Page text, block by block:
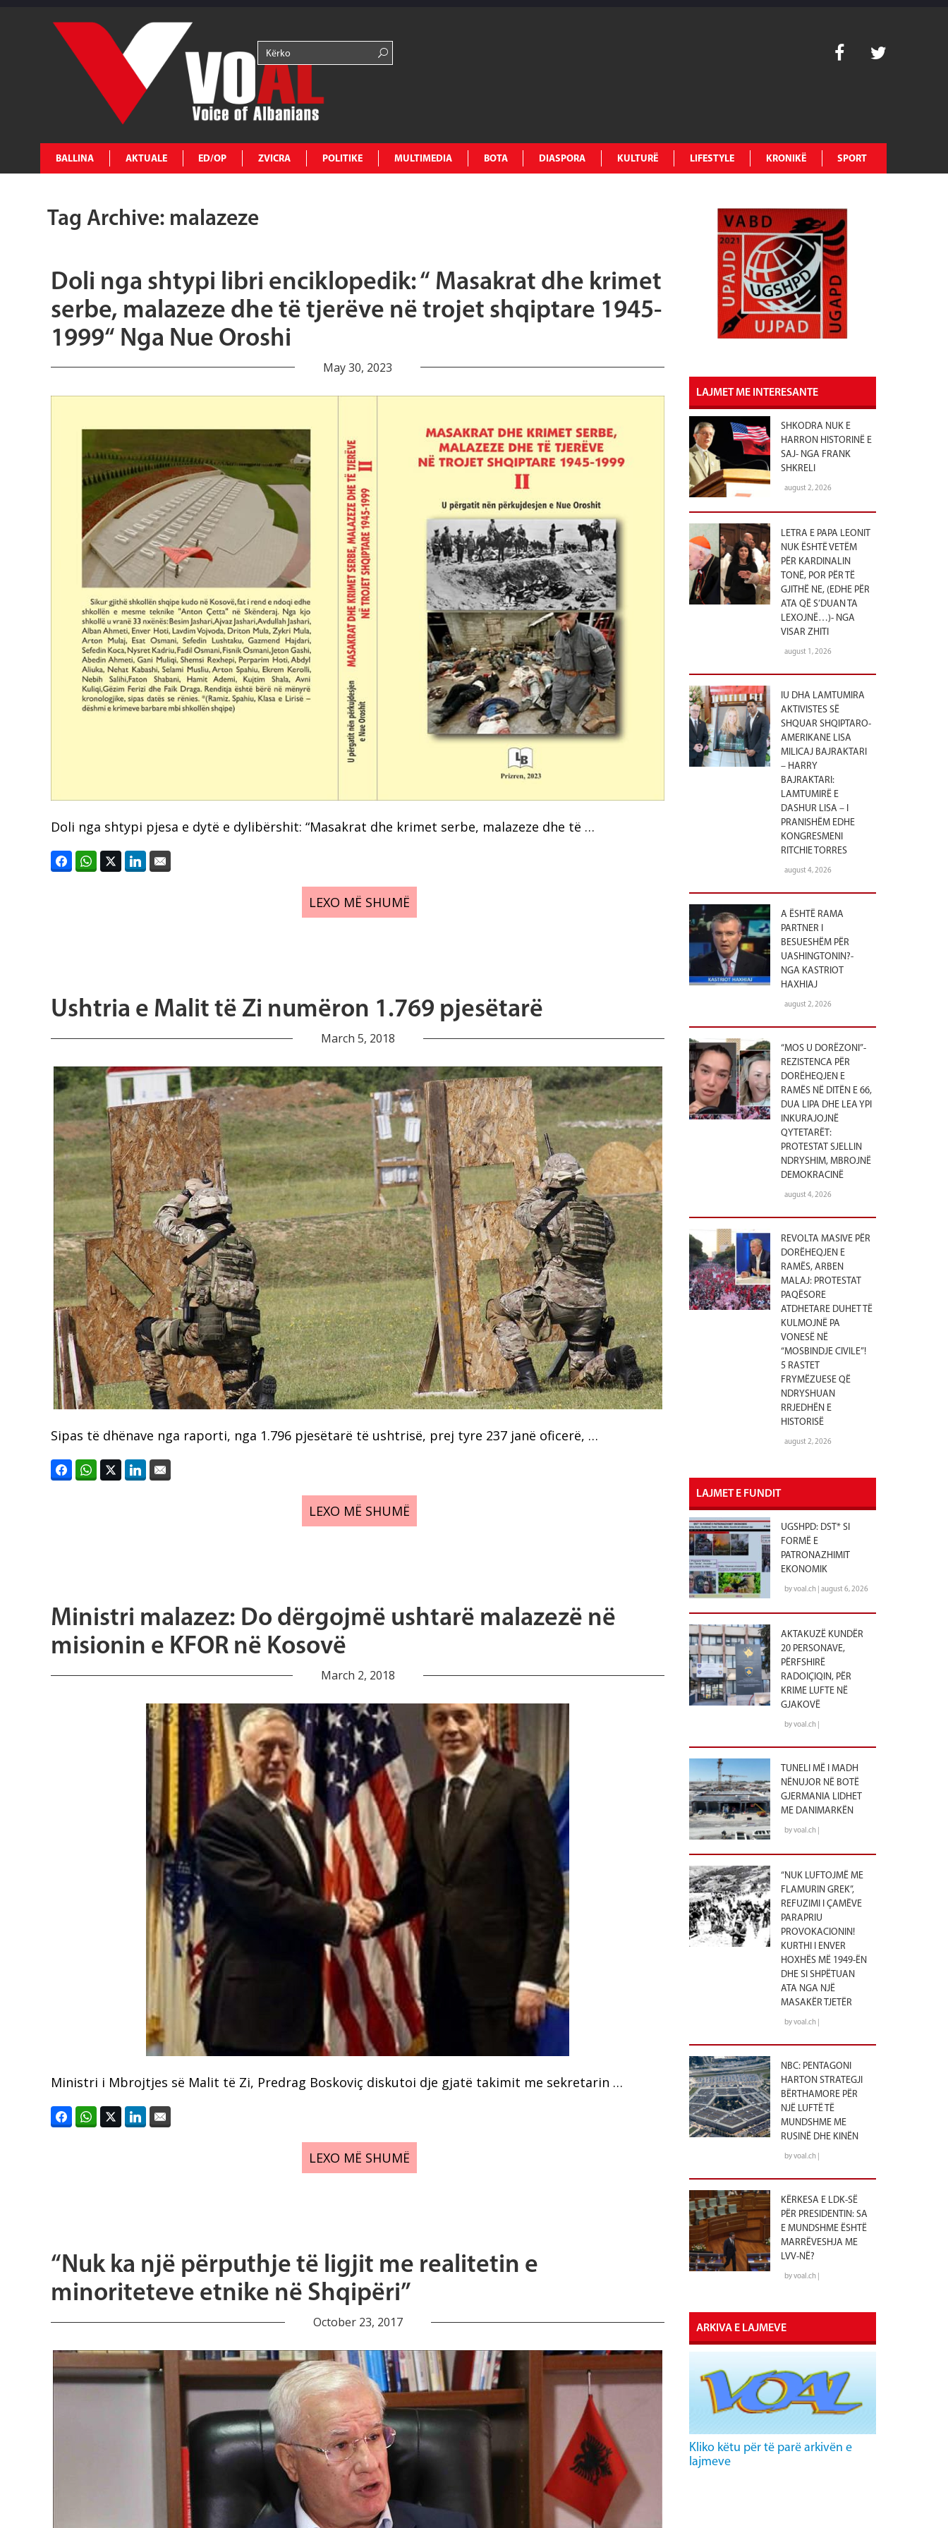
BALLINA AKTUALE ED/OP ZVICRA POLITIKE MULTIMEDIA BOTA DIASPORA KULTURË LIFESTYLE KRONIKË SPORT
Tag Archive: malazeze
Doli nga shtypi libri enciklopedik: “ Masakrat dhe krimet
serbe, malazeze dhe të tjerëve në trojet shqiptare 1945-
1999“ Nga Nue Oroshi
May 30, 2023
Doli nga shtypi pjesa e dytë e dylibërshit: “Masakrat dhe krimet serbe, malazeze dhe të …
LEXO MË SHUMË
Ushtria e Malit të Zi numëron 1.769 pjesëtarë
March 5, 2018
Sipas të dhënave nga raporti, nga 1.796 pjesëtarë të ushtrisë, prej tyre 237 janë oficerë, …
LEXO MË SHUMË
Ministri malazez: Do dërgojmë ushtarë malazezë në
misionin e KFOR në Kosovë
March 2, 2018
Ministri i Mbrojtjes së Malit të Zi, Predrag Boskoviç diskutoi dje gjatë takimit me sekretarin …
LEXO MË SHUMË
“Nuk ka një përputhje të ligjit me realitetin e
minoriteteve etnike në Shqipëri”
October 23, 2017
LAJMET ME INTERESANTE
SHKODRA NUK E
HARRON HISTORINË E
SAJ- NGA FRANK
SHKRELI
august 2, 2026
LETRA E PAPA LEONIT
NUK ËSHTË VETËM
PËR KARDINALIN
TONË, POR PËR TË
GJITHË NE, (EDHE PËR
ATA QË S’DUAN TA
LEXOJNË…)- NGA
VISAR ZHITI
august 1, 2026
IU DHA LAMTUMIRA
AKTIVISTES SË
SHQUAR SHQIPTARO-
AMERIKANE LISA
MILICAJ BAJRAKTARI
– HARRY
BAJRAKTARI:
LAMTUMIRË E
DASHUR LISA – I
PRANISHËM EDHE
KONGRESMENI
RITCHIE TORRES
august 4, 2026
A ËSHTË RAMA
PARTNER I
BESUESHËM PËR
UASHINGTONIN?-
NGA KASTRIOT
HAXHIAJ
august 2, 2026
“MOS U DORËZONI”-
REZISTENCA PËR
DORËHEQJEN E
RAMËS NË DITËN E 66,
DUA LIPA DHE LEA YPI
INKURAJOJNË
QYTETARËT:
PROTESTAT SJELLIN
NDRYSHIM, MBROJNË
DEMOKRACINË
august 4, 2026
REVOLTA MASIVE PËR
DORËHEQJEN E
RAMËS, ARBEN
MALAJ: PROTESTAT
PAQËSORE
ATDHETARE DUHET TË
KULMOJNË PA
VONESË NË
“MOSBINDJE CIVILE”!
5 RASTET
FRYMËZUESE QË
NDRYSHUAN
RRJEDHËN E
HISTORISË
august 2, 2026
LAJMET E FUNDIT
UGSHPD: DST* SI
FORMË E
PATRONAZHIMIT
EKONOMIK
by voal.ch | august 6, 2026
AKTAKUZË KUNDËR
20 PERSONAVE,
PËRFSHIRË
RADOIÇIQIN, PËR
KRIME LUFTE NË
GJAKOVË
by voal.ch |
TUNELI MË I MADH
NËNUJOR NË BOTË
GJERMANIA LIDHET
ME DANIMARKËN
by voal.ch |
“NUK LUFTOJMË ME
FLAMURIN GREK”,
REFUZIMI I ÇAMËVE
PARAPRIU
PROVOKACIONIN!
KURTHI I ENVER
HOXHËS MË 1949-ËN
DHE SI SHPËTUAN
ATA NGA NJË
MASAKËR TJETËR
by voal.ch |
NBC: PENTAGONI
HARTON STRATEGJI
BËRTHAMORE PËR
NJË LUFTË TË
MUNDSHME ME
RUSINË DHE KINËN
by voal.ch |
KËRKESA E LDK-SË
PËR PRESIDENTIN: SA
E MUNDSHME ËSHTË
MARRËVESHJA ME
LVV-NË?
by voal.ch |
ARKIVA E LAJMEVE
Kliko këtu për të parë arkivën e
lajmeve